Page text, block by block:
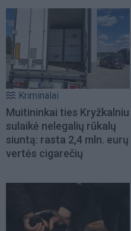
Kriminalai
Muitininkai ties Kryžkalniu
sulaikė nelegalių rūkalų
siuntą: rasta 2,4 mln. eurų
vertės cigarečių